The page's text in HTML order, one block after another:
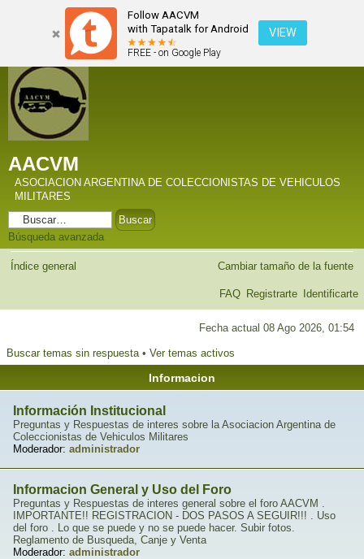
Follow AACVM
with Tapatalk for Android
FREE - on Google Play
VIEW
AACVM
ASOCIACION ARGENTINA DE COLECCIONISTAS DE VEHICULOS
MILITARES
Búsqueda avanzada
Índice general Cambiar tamaño de la fuente
FAQ Registrarte Identificarte
Fecha actual 08 Ago 2026, 01:54
Buscar temas sin respuesta • Ver temas activos
Informacion
Información Institucional
Preguntas y Respuestas de interes sobre la Asociacion Argentina de
Coleccionistas de Vehiculos Militares
Moderador: administrador
Informacion General y Uso del Foro
Preguntas y Respuestas de interes general sobre el foro AACVM .
IMPORTANTE!! REGISTRACION - DOS PASOS A SEGUIR!!! . Uso
del foro . Lo que se puede y no se puede hacer. Subir fotos.
Reglamento de Busqueda, Canje y Venta
Moderador: administrador